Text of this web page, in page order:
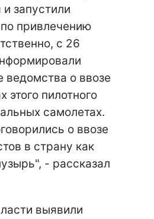
запустили
привлечению
с 26
ведомства о ввозе
этого пилотного
самолетах.
о ввозе
в страну как
- рассказал
выявили